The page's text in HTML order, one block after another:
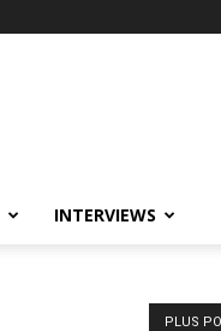
INTERVIEWS
PLUS